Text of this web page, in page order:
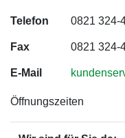
Telefon 0821 324-
Fax 0821 324-
E-Mail
Öffnungszeiten